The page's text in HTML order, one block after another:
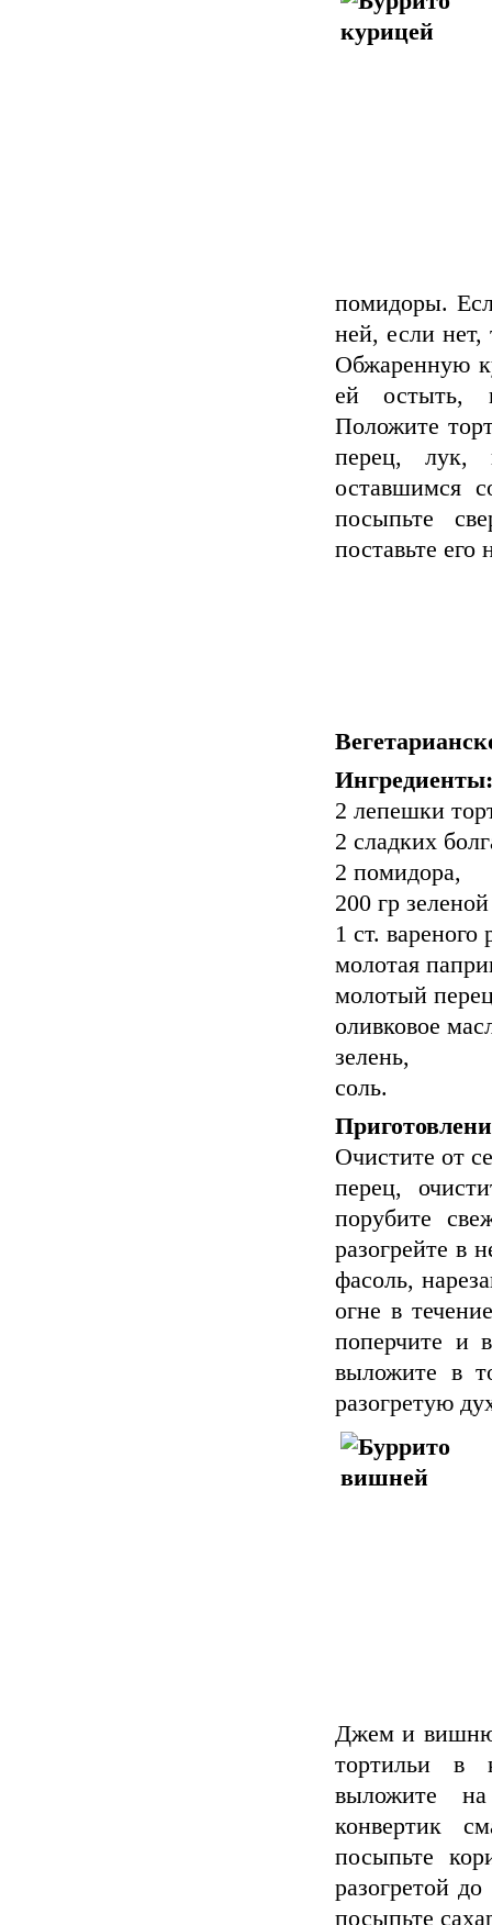
помидоры.
ней, если нет,
Обжаренную
ей остыть,
Положите
перец, лук,
оставшимся
посыпьте
поставьте его
Ингредиенты:
2 лепешки
2 сладких
2 помидора,
200 гр
1 ст. вареного
молотая
молотый
оливковое
зелень,
соль.
Очистите от
перец,
порубите
разогрейте в
фасоль,
огне в
поперчите и
выложите в
разогретую
Джем и вишню
тортильи в
выложите
конвертик
посыпьте
разогретой
посыпьте